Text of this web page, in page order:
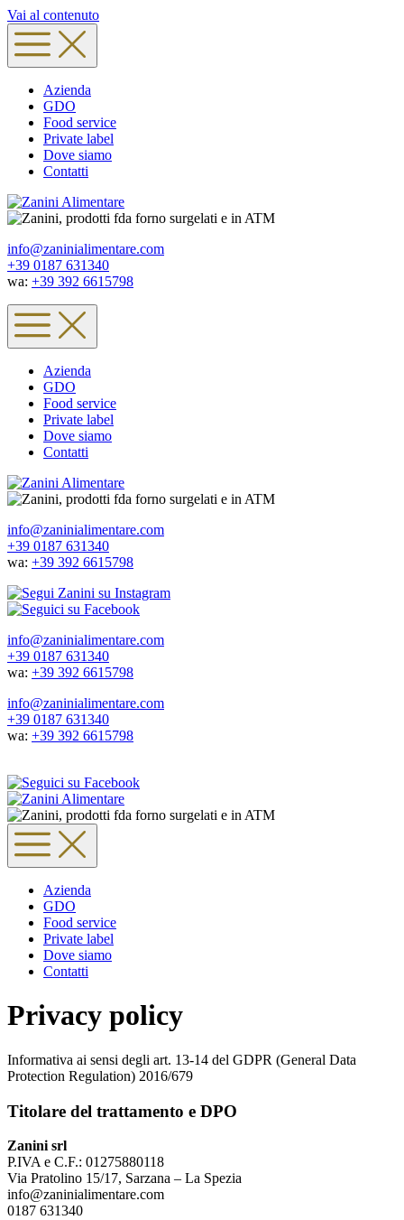
Vai al contenuto
Azienda
GDO
Food service
Private label
Dove siamo
Contatti
info@zaninialimentare.com
+39 0187 631340
wa: +39 392 6615798
Azienda
GDO
Food service
Private label
Dove siamo
Contatti
info@zaninialimentare.com
+39 0187 631340
wa: +39 392 6615798
info@zaninialimentare.com
+39 0187 631340
wa: +39 392 6615798
info@zaninialimentare.com
+39 0187 631340
wa: +39 392 6615798
Azienda
GDO
Food service
Private label
Dove siamo
Contatti
Privacy policy
Informativa ai sensi degli art. 13-14 del GDPR (General Data
Protection Regulation) 2016/679
Titolare del trattamento e DPO
Zanini srl
P.IVA e C.F.: 01275880118
Via Pratolino 15/17, Sarzana – La Spezia
info@zaninialimentare.com
0187 631340